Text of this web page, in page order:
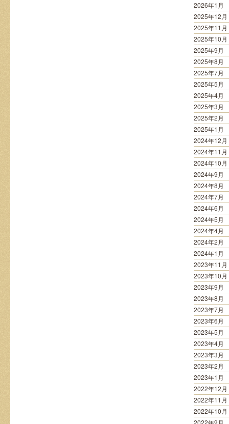
2026年1月
2025年12月
2025年11月
2025年10月
2025年9月
2025年8月
2025年7月
2025年5月
2025年4月
2025年3月
2025年2月
2025年1月
2024年12月
2024年11月
2024年10月
2024年9月
2024年8月
2024年7月
2024年6月
2024年5月
2024年4月
2024年2月
2024年1月
2023年11月
2023年10月
2023年9月
2023年8月
2023年7月
2023年6月
2023年5月
2023年4月
2023年3月
2023年2月
2023年1月
2022年12月
2022年11月
2022年10月
2022年9月